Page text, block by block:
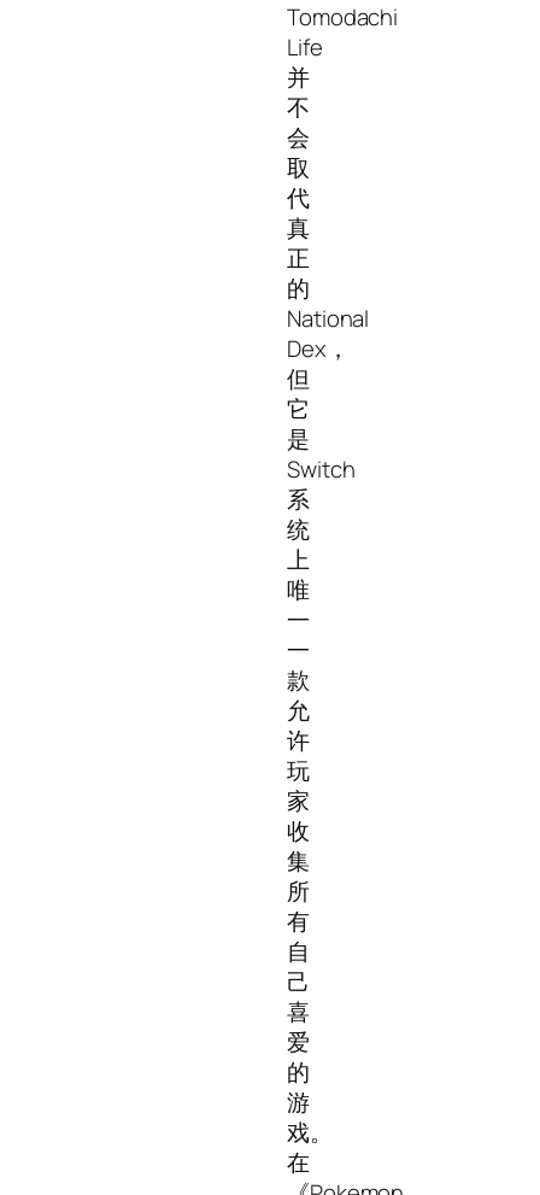
Tomodachi
Life
并
不
会
取
代
真
正
的
National
Dex，
但
它
是
Switch
系
统
上
唯
一
一
款
允
许
玩
家
收
集
所
有
自
己
喜
爱
的
游
戏。
在